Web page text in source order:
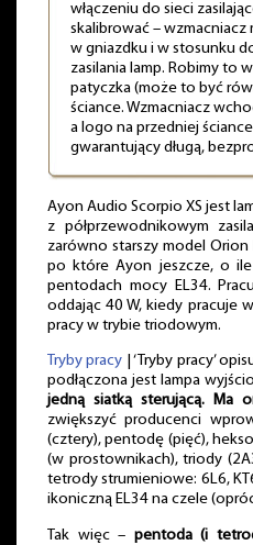
włączeniu do sieci
skalibrować – wzmacniacz
w gniazdku i w stosunku
zasilania lamp. Robimy to
patyczka (może to być
ściance. Wzmacniacz
a logo na przedniej
gwarantujący długą,
Ayon Audio Scorpio XS jest
z półprzewodnikowym
zarówno starszy model Orion
po które Ayon jeszcze, o
pentodach mocy EL34.
oddając 40 W, kiedy pracuje
pracy w trybie triodowym.
Tryby pracy | ‘Tryby pracy’
podłączona jest lampa
jedną siatką sterującą. Ma
zwiększyć producenci
(cztery), pentodę (pięć),
(w prostownikach), triody
tetrody strumieniowe: 6L6,
ikoniczną EL34 na czele
Tak więc – pentoda (i